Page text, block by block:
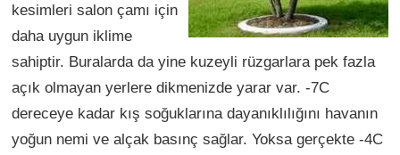
kesimleri salon çamı için
daha uygun iklime
sahiptir. Buralarda da yine kuzeyli rüzgarlara pek fazla
açık olmayan yerlere dikmenizde yarar var. -7C
dereceye kadar kış soğuklarına dayanıklılığını havanın
yoğun nemi ve alçak basınç sağlar. Yoksa gerçekte -4C